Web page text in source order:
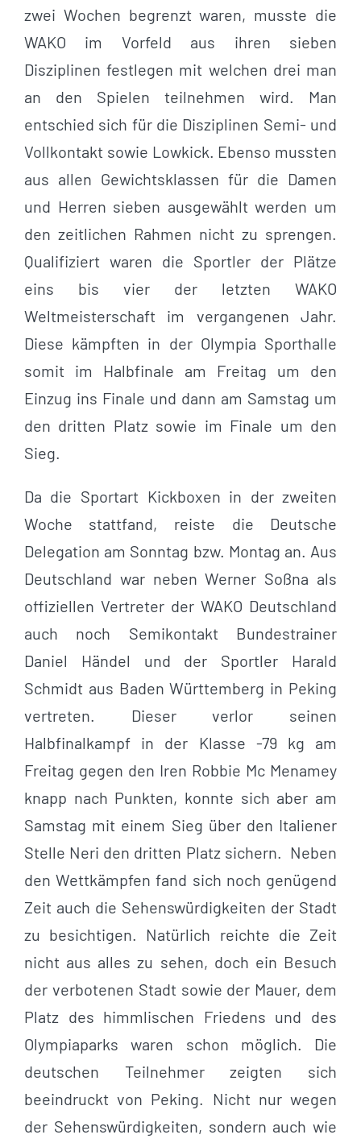
zwei Wochen begrenzt waren, musste die
WAKO im Vorfeld aus ihren sieben
Disziplinen festlegen mit welchen drei man
an den Spielen teilnehmen wird. Man
entschied sich für die Disziplinen Semi- und
Vollkontakt sowie Lowkick. Ebenso mussten
aus allen Gewichtsklassen für die Damen
und Herren sieben ausgewählt werden um
den zeitlichen Rahmen nicht zu sprengen.
Qualifiziert waren die Sportler der Plätze
eins bis vier der letzten WAKO
Weltmeisterschaft im vergangenen Jahr.
Diese kämpften in der Olympia Sporthalle
somit im Halbfinale am Freitag um den
Einzug ins Finale und dann am Samstag um
den dritten Platz sowie im Finale um den
Sieg.
Da die Sportart Kickboxen in der zweiten
Woche stattfand, reiste die Deutsche
Delegation am Sonntag bzw. Montag an. Aus
Deutschland war neben Werner Soßna als
offiziellen Vertreter der WAKO Deutschland
auch noch Semikontakt Bundestrainer
Daniel Händel und der Sportler Harald
Schmidt aus Baden Württemberg in Peking
vertreten. Dieser verlor seinen
Halbfinalkampf in der Klasse -79 kg am
Freitag gegen den Iren Robbie Mc Menamey
knapp nach Punkten, konnte sich aber am
Samstag mit einem Sieg über den Italiener
Stelle Neri den dritten Platz sichern. Neben
den Wettkämpfen fand sich noch genügend
Zeit auch die Sehenswürdigkeiten der Stadt
zu besichtigen. Natürlich reichte die Zeit
nicht aus alles zu sehen, doch ein Besuch
der verbotenen Stadt sowie der Mauer, dem
Platz des himmlischen Friedens und des
Olympiaparks waren schon möglich. Die
deutschen Teilnehmer zeigten sich
beeindruckt von Peking. Nicht nur wegen
der Sehenswürdigkeiten, sondern auch wie